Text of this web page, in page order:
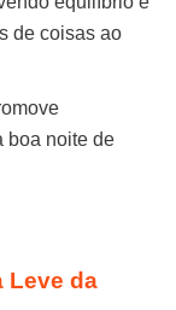
de coisas ao
boa noite de
Leve da